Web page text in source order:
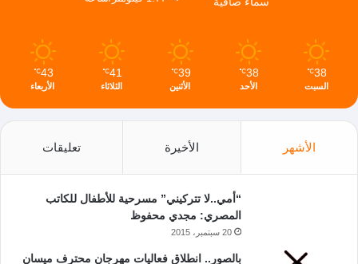
38
℃
السبت
38
℃
الأحد
39
℃
الأثنين
41
℃
الثلاثاء
43
℃
الأربعاء
الأشهر الأخيرة تعليقات
“أمي..لا تتركيني” مسرحية للأطفال للكاتب
المصري: مجدي محفوظ
20 سبتمبر، 2015
بالصور.. انطلاق فعاليات مهرجان محترف ميسان